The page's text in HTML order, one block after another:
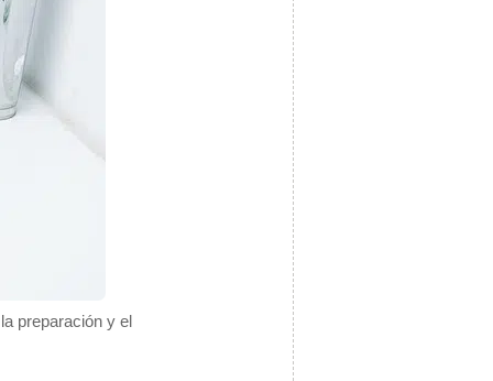
preparación y el